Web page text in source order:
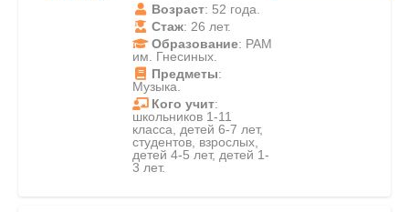
Возраст: 52 года.
Стаж: 26 лет.
Образование: РАМ
им. Гнесиных.
Предметы:
Музыка.
Кого учит:
школьников 1-11
класса, детей 6-7 лет,
студентов, взрослых,
детей 4-5 лет, детей 1-
3 лет.